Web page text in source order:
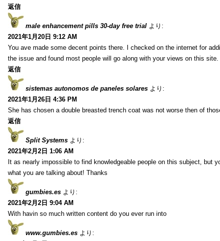
返信
male enhancement pills 30-day free trial より:
2021年1月20日 9:12 AM
You ave made some decent points there. I checked on the internet for
the issue and found most people will go along with your views on this site.
返信
sistemas autonomos de paneles solares より:
2021年1月26日 4:36 PM
She has chosen a double breasted trench coat was not worse then of
返信
Split Systems より:
2021年2月2日 1:06 AM
It as nearly impossible to find knowledgeable people on this subject, but
what you are talking about! Thanks
gumbies.es より:
2021年2月2日 9:04 AM
With havin so much written content do you ever run into
www.gumbies.es より: